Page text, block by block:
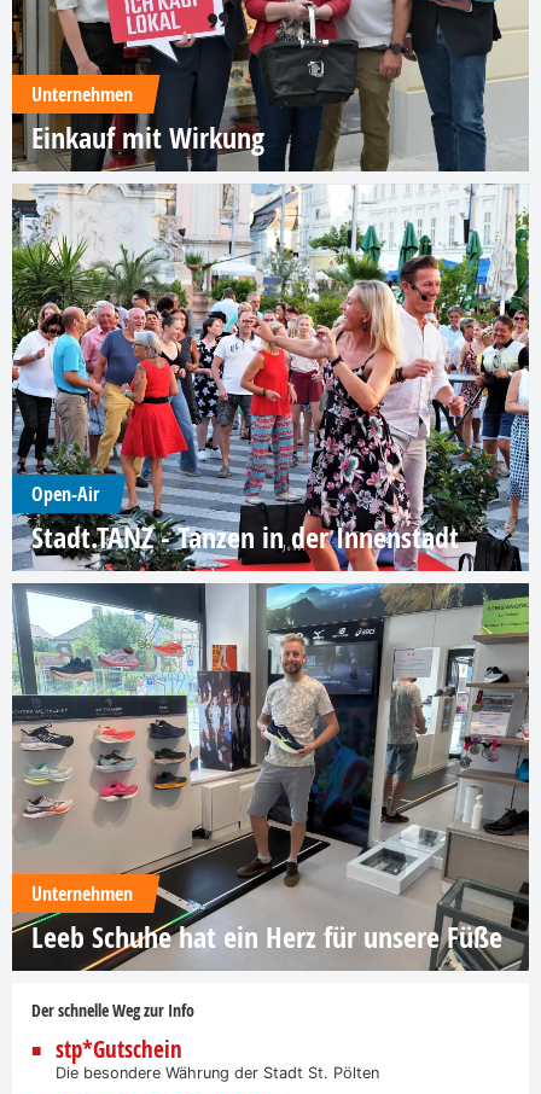
Unternehmen
Einkauf mit Wirkung
Open-Air
Stadt.TANZ - Tanzen in der Innenstadt
Unternehmen
Leeb Schuhe hat ein Herz für unsere Füße
Der schnelle Weg zur Info
stp*Gutschein
Die besondere Währung der Stadt St. Pölten